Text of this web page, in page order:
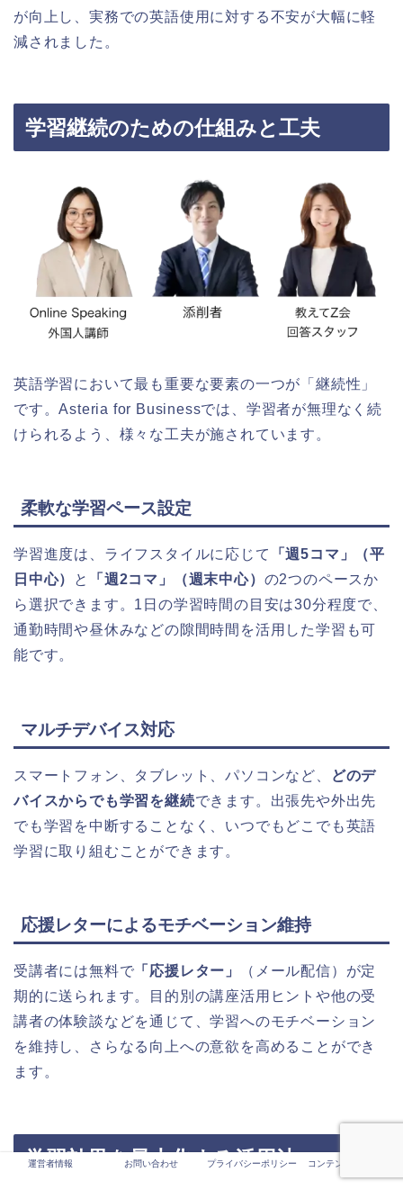
が向上し、実務での英語使用に対する不安が大幅に軽
減されました。
学習継続のための仕組みと工夫
英語学習において最も重要な要素の一つが「継続性」
です。Asteria for Businessでは、学習者が無理なく続
けられるよう、様々な工夫が施されています。
柔軟な学習ペース設定
学習進度は、ライフスタイルに応じて
「週5コマ」（平
日中心）
と 「週2コマ」（週末中心） の2つのペースか
ら選択できます。1日の学習時間の目安は30分程度で、
通勤時間や昼休みなどの隙間時間を活用した学習も可
能です。
マルチデバイス対応
スマートフォン、タブレット、パソコンなど、
どのデ
バイスからでも学習を継続できます。出張先や外出先
でも学習を中断することなく、いつでもどこでも英語
学習に取り組むことができます。
応援レターによるモチベーション維持
受講者には無料で 「応援レター」
（メール配信）が定
期的に送られます。目的別の講座活用ヒントや他の受
講者の体験談などを通じて、学習へのモチベーション
を維持し、さらなる向上への意欲を高めることができ
ます。
学習効果を最大化する活用法
運営者情報 お問い合わせ プライバシーポリシー
コンテンツ制作ポリシ
ー